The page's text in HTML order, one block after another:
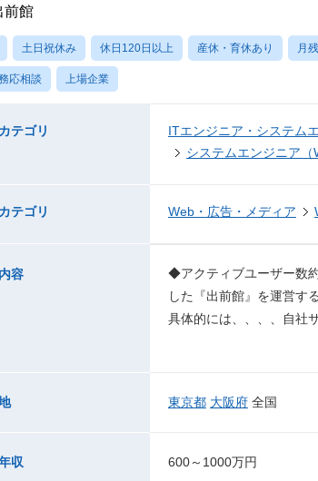
前館
土日祝休み 休日120日以上 産休・育休あり 月
応相談 上場企業
テゴリ ITエンジニア・システム
システムエンジニア（
テゴリ Web・広告・メディア
容
◆アクティブユーザー数
した『出前館』を運営す
具体的には、、、、自社
東京都 大阪府 全国
収 600～1000万円